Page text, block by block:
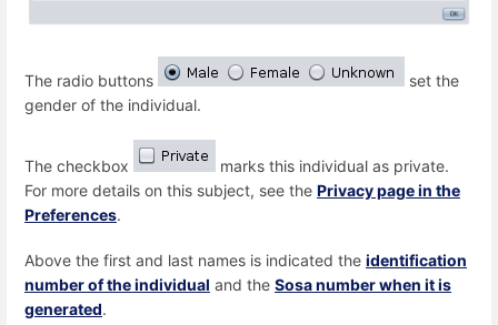
The radio buttons
set the
gender of the individual.
The checkbox
marks this individual as private.
For more details on this subject, see the Privacy page in the
Preferences.
Above the first and last names is indicated the identification
number of the individual and the Sosa number when it is
generated.